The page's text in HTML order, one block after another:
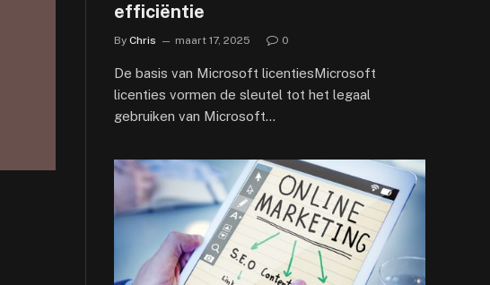
efficiëntie
By Chris maart 17, 2025 0
De basis van Microsoft licentiesMicrosoft
licenties vormen de sleutel tot het legaal
gebruiken van Microsoft…